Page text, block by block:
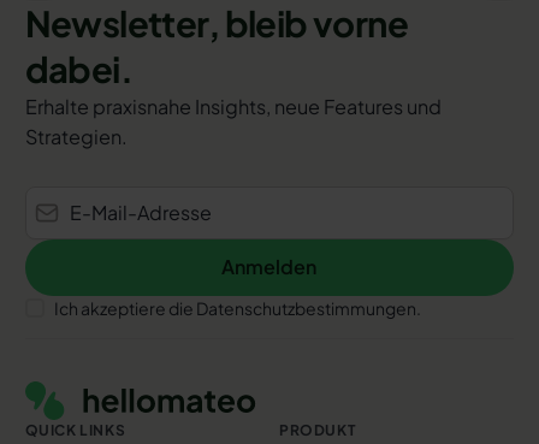
Newsletter, bleib vorne
dabei.
Erhalte praxisnahe Insights, neue Features und
Strategien.
Anmelden
Anmelden
Ich akzeptiere die Datenschutzbestimmungen.
QUICK LINKS PRODUKT